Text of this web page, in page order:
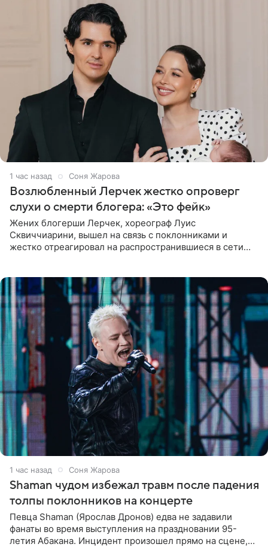
1 час назад Соня Жарова
Возлюбленный Лерчек жестко опроверг
слухи о смерти блогера: «Это фейк»
Жених блогерши Лерчек, хореограф Луис
Сквиччиарини, вышел на связь с поклонниками и
жестко отреагировал на распространившиеся в сети
1 час назад Соня Жарова
Shaman чудом избежал травм после падения
толпы поклонников на концерте
Певца Shaman (Ярослав Дронов) едва не задавили
фанаты во время выступления на праздновании 95-
летия Абакана. Инцидент произошел прямо на сцене,